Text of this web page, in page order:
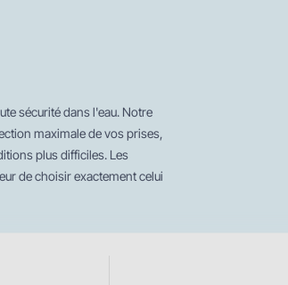
sécurité dans l'eau. Notre
maximale de vos prises,
plus difficiles. Les
de choisir exactement celui